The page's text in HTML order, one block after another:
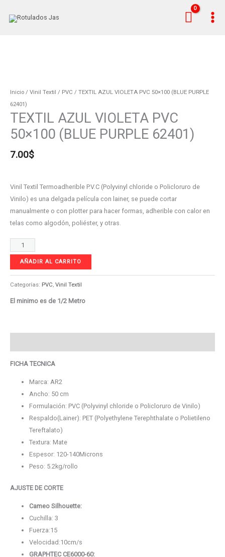
Inicio / Vinil Textil / PVC / TEXTIL AZUL VIOLETA PVC 50×100 (BLUE PURPLE
62401)
TEXTIL AZUL VIOLETA PVC
50×100 (BLUE PURPLE 62401)
7.00$
Vinil Textil Termoadherible P.V.C (Polyvinyl chloride o Policloruro de
Vinilo) es una delgada película con lainer, se puede cortar
manualmente o con plotter para hacer formas, adherible con calor en
telas como algodón, poliéster, y otras.
VIOLETA
PVC
50x100
PURPLE
62401)
AÑADIR AL CARRITO
Categorías: PVC, Vinil Textil
El minimo es de 1/2 Metro
FICHA TECNICA
Marca: AR2
Ancho: 50 cm
Formulación: PVC (Polyvinyl chloride o Policloruro de Vinilo)
Respaldo(Lainer): PET (Polyethylene Terephthalate o Polietileno
Tereftalato)
Textura: Mate
Espesor: 120-140Microns
Peso: 5.2kg/rollo
AJUSTE DE CORTE
Cameo Silhouette:
Cuchilla: 3
Fuerza:15
Velocidad:10cm/s
GRAPHTEC CE6000-60: